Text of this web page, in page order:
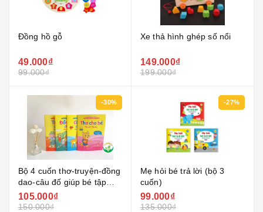
Đồng hồ gỗ
49.000₫
99.000₫
Xe thả hình ghép số nổi
149.000₫
199.000₫
-30%
Bộ 4 cuốn thơ-truyện-đồng
dao-câu đố giúp bé tập
đọc tập nói
105.000₫
150.000₫
-27%
Mẹ hỏi bé trả lời (bộ 3
cuốn)
99.000₫
135.000₫